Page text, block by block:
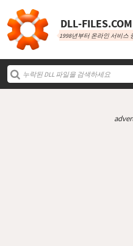
DLL‑FILES.COM
1998년부터 온라인 서비스